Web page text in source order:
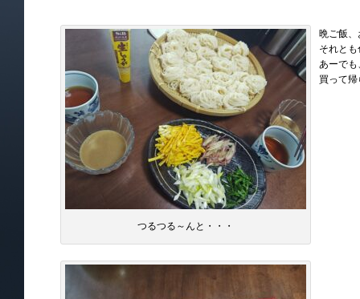
つるつる～んと・・・
晩ご飯、
それと
あーでも
買って